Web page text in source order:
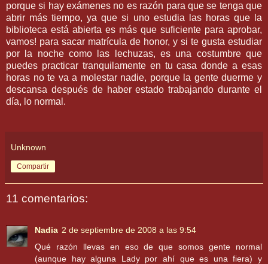
porque si hay exámenes no es razón para que se tenga que
abrir más tiempo, ya que si uno estudia las horas que la
biblioteca está abierta es más que suficiente para aprobar,
vamos! para sacar matrícula de honor, y si te gusta estudiar
por la noche como las lechuzas, es una costumbre que
puedes practicar tranquilamente en tu casa donde a esas
horas no te va a molestar nadie, porque la gente duerme y
descansa después de haber estado trabajando durante el
día, lo normal.
Unknown
Compartir
11 comentarios:
Nadia 2 de septiembre de 2008 a las 9:54
Qué razón llevas en eso de que somos gente normal
(aunque hay alguna Lady por ahí que es una fiera) y